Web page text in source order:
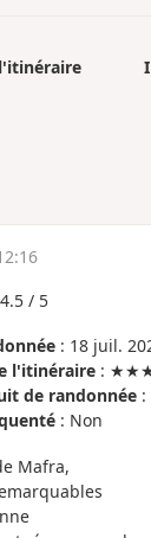
4.5 / 5
: 18 juil.
l'itinéraire :
de randonnée
: Non
Mafra,